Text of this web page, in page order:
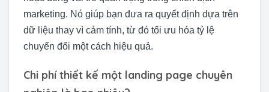
marketing. Nó giúp bạn đưa ra quyết định dựa trên
dữ liệu thay vì cảm tính, từ đó tối ưu hóa tỷ lệ
chuyển đổi một cách hiệu quả.
Chi phí thiết kế một landing page chuyên